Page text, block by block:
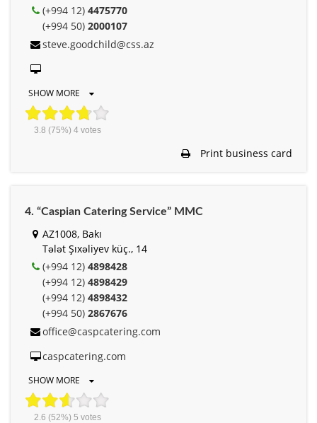
(+994 12) 4475770
(+994 50) 2000107
steve.goodchild@css.az
SHOW MORE
3.8 (75%) 4votes
Print business card
4. “Caspian Catering Service” MMC
AZ1008, Bakı
Tələt Şıxəliyev küç., 14
(+994 12) 4898428
(+994 12) 4898429
(+994 12) 4898432
(+994 50) 2867676
office@caspcatering.com
caspcatering.com
SHOW MORE
2.6 (52%) 5 votes